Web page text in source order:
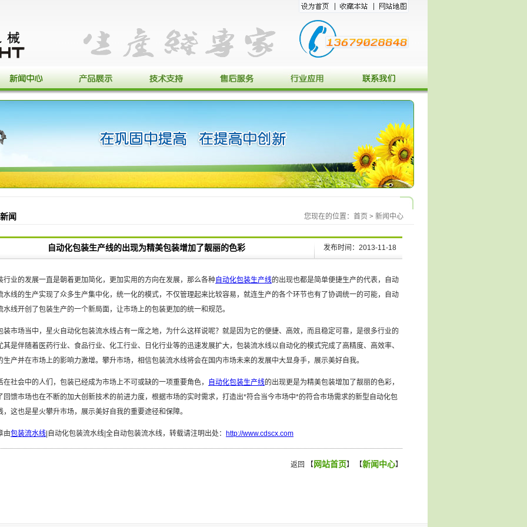
闻 您现在的位置： 首页 > 新闻中心
自动化包装生产线的出现为精美包装增加了靓丽的色彩 发布时间：2013-11-18
行业的发展一直是朝着更加简化，更加实用的方向在发展，那么各种自动化包装生产线的出现也都是简单便捷生产的代表，自动
水线的生产实现了众多生产集中化，统一化的模式，不仅管理起来比较容易，就连生产的各个环节也有了协调统一的可能，自动
水线开创了包装生产的一个新局面，让市场上的包装更加的统一和规范。
装市场当中，星火自动化包装流水线占有一席之地，为什么这样说呢？就是因为它的便捷、高效，而且稳定可靠，是很多行业的
其是伴随着医药行业、食品行业、化工行业、日化行业等的迅速发展扩大，包装流水线以自动化的模式完成了高精度、高效率、
生产并在市场上的影响力激增。攀升市场，相信包装流水线将会在国内市场未来的发展中大显身手，展示美好自我。
在社会中的人们，包装已经成为市场上不可或缺的一项重要角色， 自动化包装生产线的出现更是为精美包装增加了靓丽的色彩，
回馈市场也在不断的加大创新技术的前进力度，根据市场的实时需求，打造出*符合当今市场中*的符合市场需求的新型自动化包
，这也是星火攀升市场，展示美好自我的重要途径和保障。
由包装流水线 |自动化包装流水线|全自动包装流水线，转载请注明出处： http://www.cdscx.com
返回 【 网站首页】 【新闻中心】